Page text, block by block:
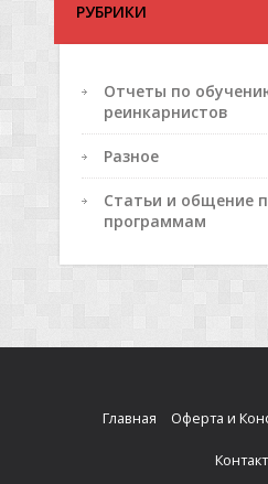
РУБРИКИ
Отчеты по
реинкарнистов
Разное
Статьи и общение
программам
Главная Оферта и